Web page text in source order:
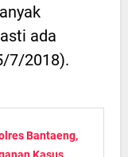
ada
7/2018).
Bantaeng,